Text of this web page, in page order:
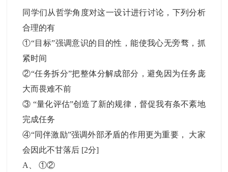
同学们从哲学角度对这一设计进行讨论，下列分析
合理的有
①“目标”强调意识的目的性，能使我心无旁骛，抓
紧时间
②“任务拆分”把整体分解成部分，避免因为任务庞
大而畏难不前
③ “量化评估”创造了新的规律，督促我有条不紊地
完成任务
④“同伴激励”强调外部矛盾的作用更为重要， 大家
会因此不甘落后 [2分]
A
、①②